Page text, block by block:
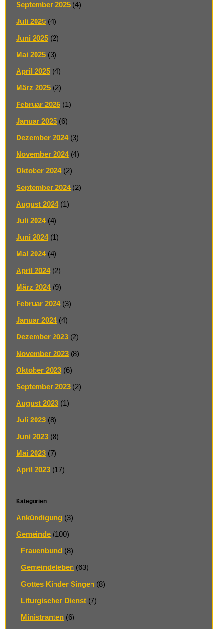
September 2025 (4)
Juli 2025 (4)
Juni 2025 (2)
Mai 2025 (3)
April 2025 (4)
März 2025 (2)
Februar 2025 (1)
Januar 2025 (6)
Dezember 2024(3)
November 2024(4)
Oktober 2024(2)
September 2024(2)
August 2024(1)
Juli 2024(4)
Juni 2024(1)
Mai 2024(4)
April 2024(2)
März 2024(9)
Februar 2024(3)
Januar 2024(4)
Dezember 2023 (2)
November 2023 (8)
Oktober 2023 (6)
September 2023 (2)
August 2023 (1)
Juli 2023 (8)
Juni 2023 (8)
Mai 2023 (7)
April 2023 (17)
Kategorien
Ankündigung (3)
Gemeinde (100)
Frauenbund (8)
Gemeindeleben (63)
Gottes Kinder Singen (8)
Liturgischer Dienst (7)
Ministranten (6)